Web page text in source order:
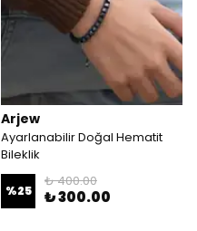
Arjew
Ayarlanabilir Doğal Hematit
Bileklik
%25
₺ 400.00
₺ 300.00